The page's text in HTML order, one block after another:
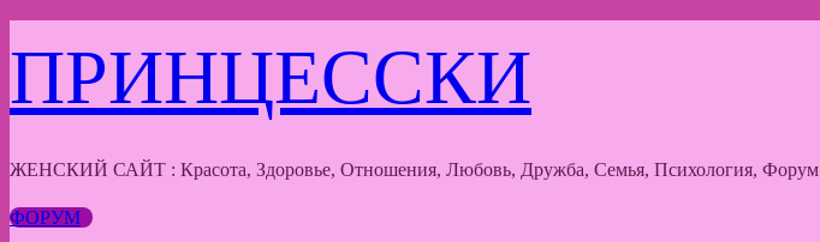
к
содержимому
ПРИНЦЕССКИ
ЖЕНСКИЙ САЙТ : Красота, Здоровье, Отношения, Любовь, Дружба, Семья, Психология, Форум
ФОРУМ